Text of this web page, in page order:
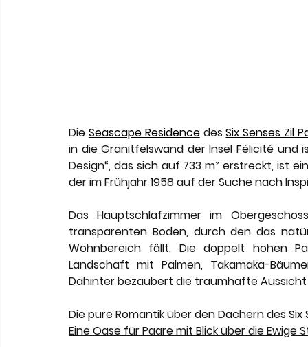
Die Seascape Residence des Six Senses Zil
in die Granitfelswand der Insel Félicité und
Design“, das sich auf 733 m² erstreckt, ist
der im Frühjahr 1958 auf der Suche nach
Das Hauptschlafzimmer im
transparenten Boden, durch den das
Wohnbereich fällt. Die doppelt hohen
Landschaft mit Palmen, Takamaka-
Dahinter bezaubert die traumhafte Aussicht
Die pure Romantik über den Dächern des Six
Eine Oase für Paare mit Blick über die Ewige